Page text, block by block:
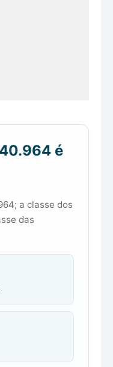
é
a classe dos
das